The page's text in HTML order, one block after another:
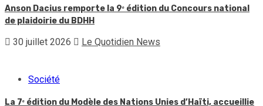
Anson Dacius remporte la 9ᵉ édition du Concours national
de plaidoirie du BDHH
30 juillet 2026 Le Quotidien News
Société
La 7ᵉ édition du Modèle des Nations Unies d’Haïti, accueillie